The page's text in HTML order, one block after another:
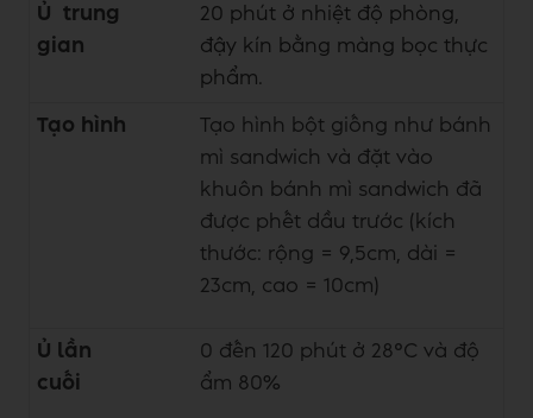
Ủ trung
gian
20 phút ở nhiệt độ phòng,
đậy kín bằng màng bọc thực
phẩm.
Tạo hình
Tạo hình bột giống như bánh
mì sandwich và đặt vào
khuôn bánh mì sandwich đã
được phết dầu trước (kích
thước: rộng = 9,5cm, dài =
23cm, cao = 10cm)
Ủ lần
cuối
0 đến 120 phút ở 28°C và độ
ẩm 80%